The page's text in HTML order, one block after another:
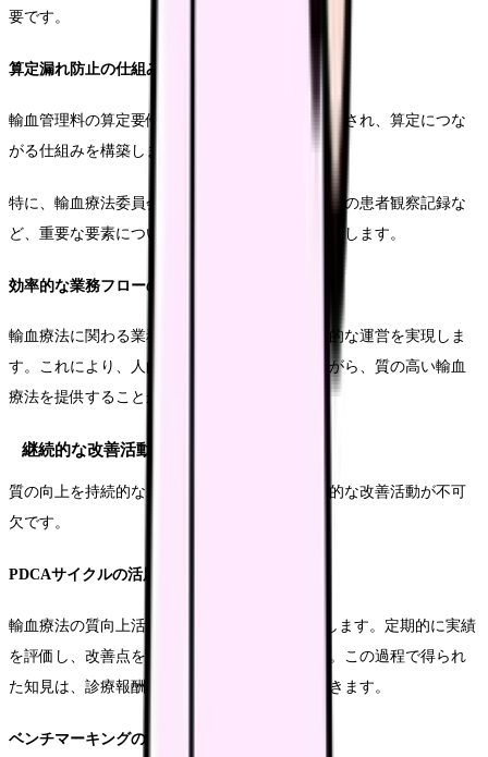
要です。
算定漏れ防止の仕組み作り
輸血管理料の算定要件を満たす活動が確実に記録され、算定につな
がる仕組みを構築します。
特に、輸血療法委員会での検討事項や、輸血前後の患者観察記録な
ど、重要な要素については、チェック体制を強化します。
効率的な業務フローの確立
輸血療法に関わる業務フローを最適化し、効率的な運営を実現しま
す。これにより、人的資源を効果的に活用しながら、質の高い輸血
療法を提供することが可能となります。
継続的な改善活動の実施
質の向上を持続的なものとするためには、継続的な改善活動が不可
欠です。
PDCAサイクルの活用
輸血療法の質向上活動にPDCAサイクルを導入します。定期的に実績
を評価し、改善点を特定して対策を実施します。この過程で得られ
た知見は、診療報酬算定の基盤強化にも活用できます。
ベンチマーキングの実施